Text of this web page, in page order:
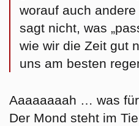
worauf auch
sagt nicht, was
wie wir die Zeit gut
uns am besten
Aaaaaaaah … was
Der Mond steht im